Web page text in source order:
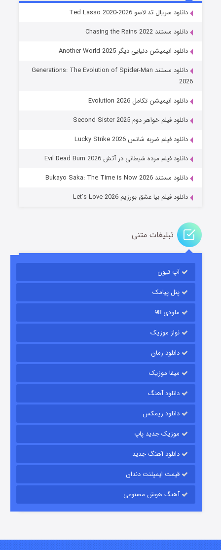
خاندان اژدها فصل ۳
جادوگری در مغولستان
باب اسفنجی فصل ۱۷
قسمت۶ (زیرنویس) منتشر شد
قسمت۱۵ (دوبله) منتشر شد
دانلود سریال تد لاسو Ted Lasso 2020-2026
دانلود مستند Chasing the Rains 2022
دانلود انیمیشن دنیایی دیگر Another World 2025
دانلود مستند Generations: The Evolution of Spider-Man
2026
دانلود انیمیشن تکامل Evolution 2026
دانلود فیلم خواهر دوم Second Sister 2025
دانلود فیلم ضربه شانس Lucky Strike 2026
دانلود فیلم مرده شیطانی در آتش Evil Dead Burn 2026
دانلود مستند Bukayo Saka: The Time is Now 2026
دانلود فیلم بیا عشق بورزیم Let’s Love 2026
تبلیغات متنی
آپ تیون
پنل پیامک
ملودی 98
نواز موزیک
دانلود رمان
میفا موزیک
دانلود آهنگ
دانلود ریمکس
موزیک جدید پاپ
دانلود آهنگ جدید
قیمت ایمپلنت دندان
آهنگ هوش مصنوعی